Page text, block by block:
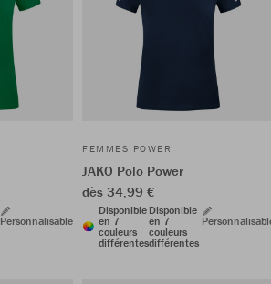
Personnalisable
FEMMES POWER
JAKO Polo Power
dès 34,99 €
Disponible
en 7
couleurs
différentes
Disponible
en 7
couleurs
différentes